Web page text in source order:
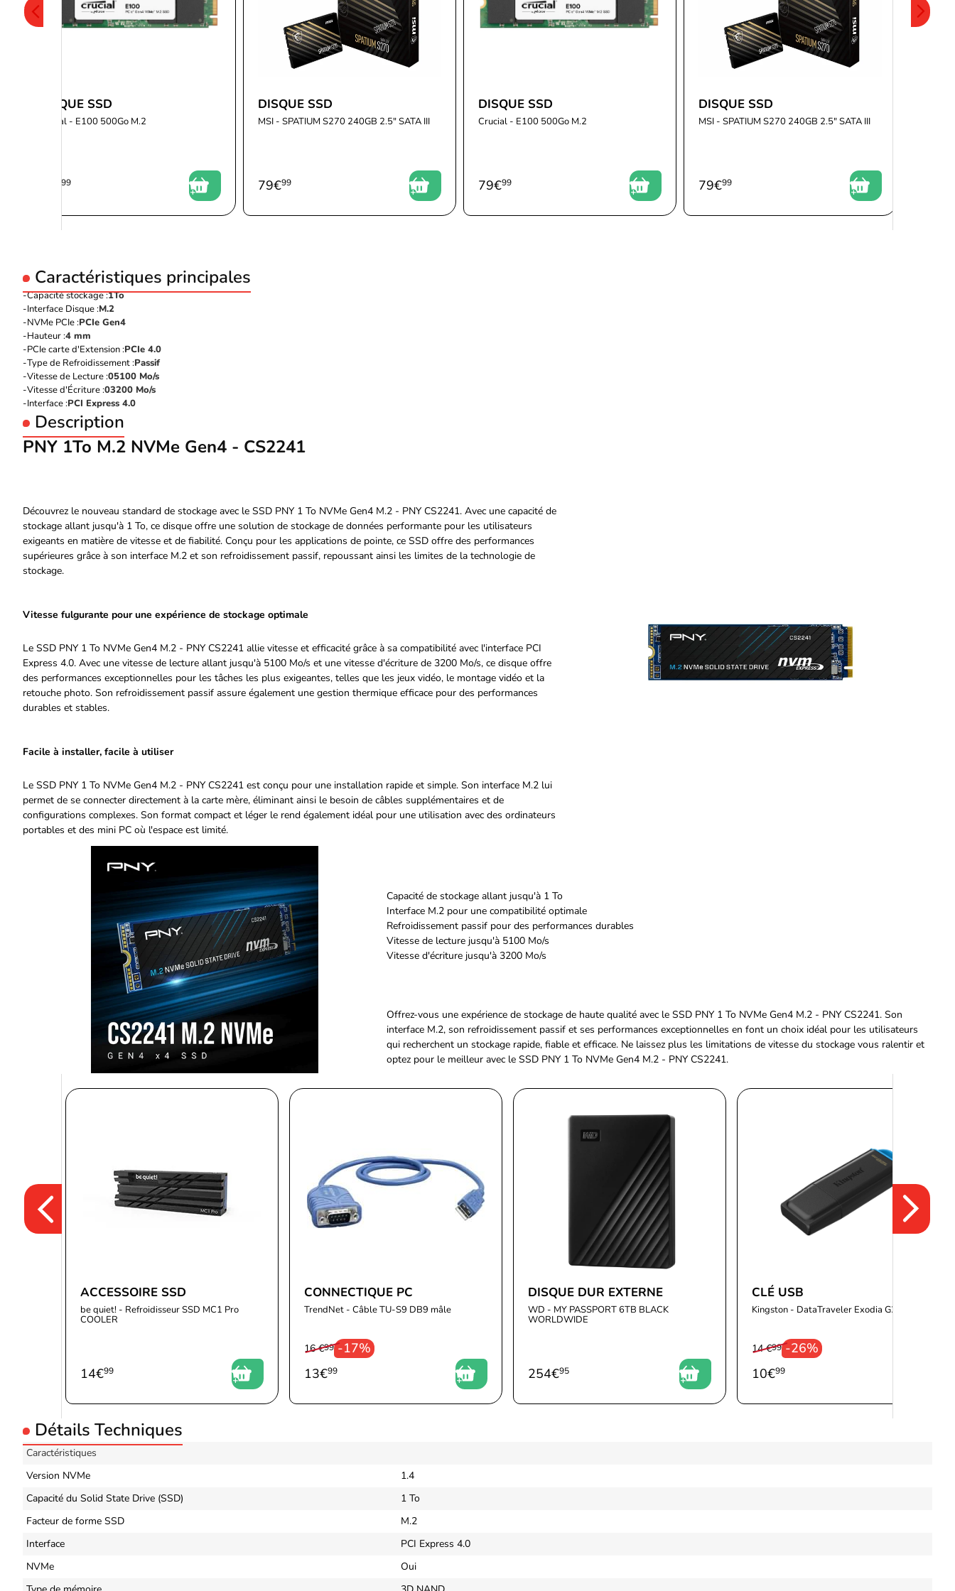
Description
PNY 1To M.2 NVMe Gen4 - CS2241
Découvrez le nouveau standard de stockage avec le SSD PNY 1 To NVMe Gen4 M.2 - PNY CS2241. Avec une capacité de
stockage allant jusqu'à 1 To, ce disque offre une solution de stockage de données performante pour les utilisateurs
exigeants en matière de vitesse et de fiabilité. Conçu pour les applications de pointe, ce SSD offre des performances
supérieures grâce à son interface M.2 et son refroidissement passif, repoussant ainsi les limites de la technologie de
stockage.
Vitesse fulgurante pour une expérience de stockage optimale
Le SSD PNY 1 To NVMe Gen4 M.2 - PNY CS2241 allie vitesse et efficacité grâce à sa compatibilité avec l'interface PCI
Express 4.0. Avec une vitesse de lecture allant jusqu'à 5100 Mo/s et une vitesse d'écriture de 3200 Mo/s, ce disque offre
des performances exceptionnelles pour les tâches les plus exigeantes, telles que les jeux vidéo, le montage vidéo et la
retouche photo. Son refroidissement passif assure également une gestion thermique efficace pour des performances
durables et stables.
Facile à installer, facile à utiliser
Le SSD PNY 1 To NVMe Gen4 M.2 - PNY CS2241 est conçu pour une installation rapide et simple. Son interface M.2 lui
permet de se connecter directement à la carte mère, éliminant ainsi le besoin de câbles supplémentaires et de
configurations complexes. Son format compact et léger le rend également idéal pour une utilisation avec des ordinateurs
portables et des mini PC où l'espace est limité.
Capacité de stockage allant jusqu'à 1 To
Interface M.2 pour une compatibilité optimale
Refroidissement passif pour des performances durables
Vitesse de lecture jusqu'à 5100 Mo/s
Vitesse d'écriture jusqu'à 3200 Mo/s
Offrez-vous une expérience de stockage de haute qualité avec le SSD PNY 1 To NVMe Gen4 M.2 - PNY CS2241. Son
interface M.2, son refroidissement passif et ses performances exceptionnelles en font un choix idéal pour les utilisateurs
qui recherchent un stockage rapide, fiable et efficace. Ne laissez plus les limitations de vitesse du stockage vous ralentir et
optez pour le meilleur avec le SSD PNY 1 To NVMe Gen4 M.2 - PNY CS2241.
Caractéristiques principales
Capacité stockage :1To
Interface Disque :M.2
NVMe PCIe :PCIe Gen4
Hauteur :4 mm
PCIe carte d'Extension :PCIe 4.0
Type de Refroidissement :Passif
Vitesse de Lecture :05100 Mo/s
Vitesse d'Écriture :03200 Mo/s
Interface :PCI Express 4.0
Détails Techniques
Caractéristiques
Version NVMe
1.4
Capacité du Solid State Drive (SSD)
1 To
Facteur de forme SSD
M.2
Interface
PCI Express 4.0
NVMe
Oui
DISQUE SSD
Crucial - E100 500Go M.2
99
DISQUE SSD
MSI - SPATIUM S270 240GB 2.5" SATA III
79€99
DISQUE SSD
Crucial - E100 500Go M.2
79€99
DISQUE SSD
MSI - SPATIUM S270 240GB 2.5" SATA III
79€99
ACCESSOIRE SSD
be quiet! - Refroidisseur SSD MC1 Pro
COOLER
14€99
CONNECTIQUE PC
TrendNet - Câble TU-S9 DB9 mâle
-17%
16 €99
13€99
DISQUE DUR EXTERNE
WD - MY PASSPORT 6TB BLACK
WORLDWIDE
254€95
CLÉ USB
Kingston - DataTraveler Exodia G2 128GB
-26%
14 €99
10€99